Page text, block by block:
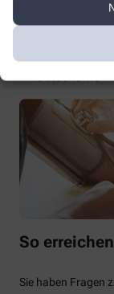
Gutscheine
So
Sie haben Fragen